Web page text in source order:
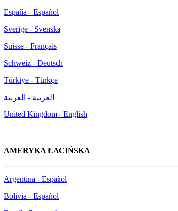
España - Español
Sverige - Svenska
Suisse - Français
Schweiz - Deutsch
Türkiye - Türkçe
العربية - العربية
United Kingdom - English
AMERYKA ŁACIŃSKA
Argentina - Español
Bolivia - Español